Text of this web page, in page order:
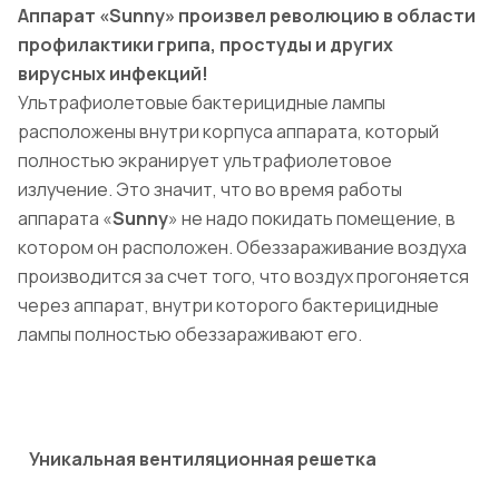
Аппарат «Sunny» произвел революцию в области
профилактики грипа, простуды и других
вирусных инфекций!
Ультрафиолетовые бактерицидные лампы
расположены внутри корпуса аппарата, который
полностью экранирует ультрафиолетовое
излучение. Это значит, что во время работы
аппарата «Sunny» не надо покидать помещение, в
котором он расположен. Обеззараживание воздуха
производится за счет того, что воздух прогоняется
через аппарат, внутри которого бактерицидные
лампы полностью обеззараживают его.
Уникальная вентиляционная решетка